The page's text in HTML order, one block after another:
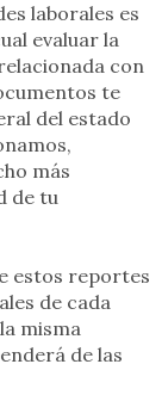
laborales es
evaluar la
con
te
del estado
más
de tu
estos reportes
de cada
misma
de las